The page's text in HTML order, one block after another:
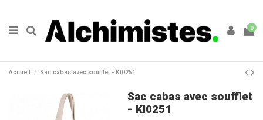
0
Accueil Sac cabas avec soufflet - KI0251
Sac cabas avec soufflet
- KI0251